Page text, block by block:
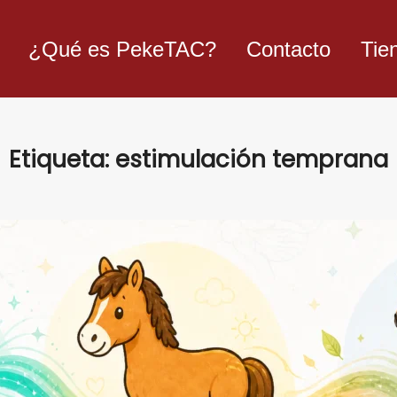
¿Qué es PekeTAC? Contacto
Etiqueta: estimulación temprana